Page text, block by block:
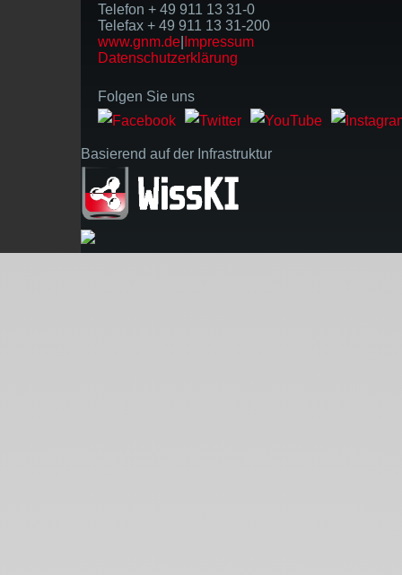
Telefon + 49 911 13 31-0
Telefax + 49 911 13 31-200
www.gnm.de Impressum
Datenschutzerklärung
Folgen Sie uns
Basierend auf der Infrastruktur